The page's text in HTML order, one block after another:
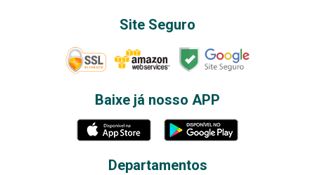
Site Seguro
Baixe já nosso APP
Departamentos